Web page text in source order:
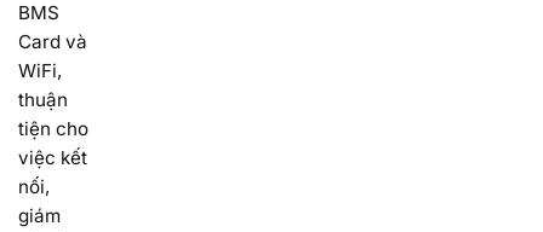
BMS
Card và
WiFi,
thuận
tiện cho
việc kết
nối,
giám